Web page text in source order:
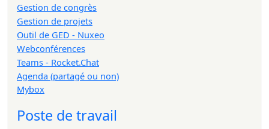
Gestion de congrès
Gestion de projets
Outil de GED - Nuxeo
Webconférences
Teams - Rocket.Chat
Agenda (partagé ou non)
Mybox
Poste de travail